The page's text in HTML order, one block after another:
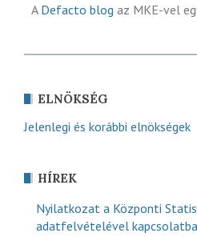
A Defacto blog az MKE-vel
ELNÖKSÉG
Jelenlegi és korábbi elnökségek
HÍREK
Nyilatkozat a Központi
adatfelvételével